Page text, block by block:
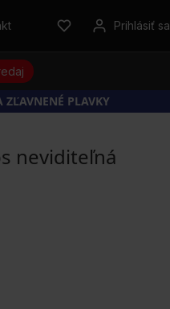
Prihlásiť sa
PLAVKY
neviditeľná